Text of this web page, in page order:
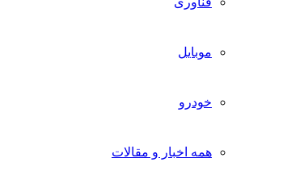
موبایل
خودرو
همه اخبار و مقالات